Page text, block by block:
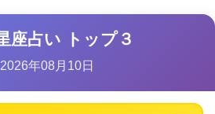
座占い トップ３
2026年08月10日